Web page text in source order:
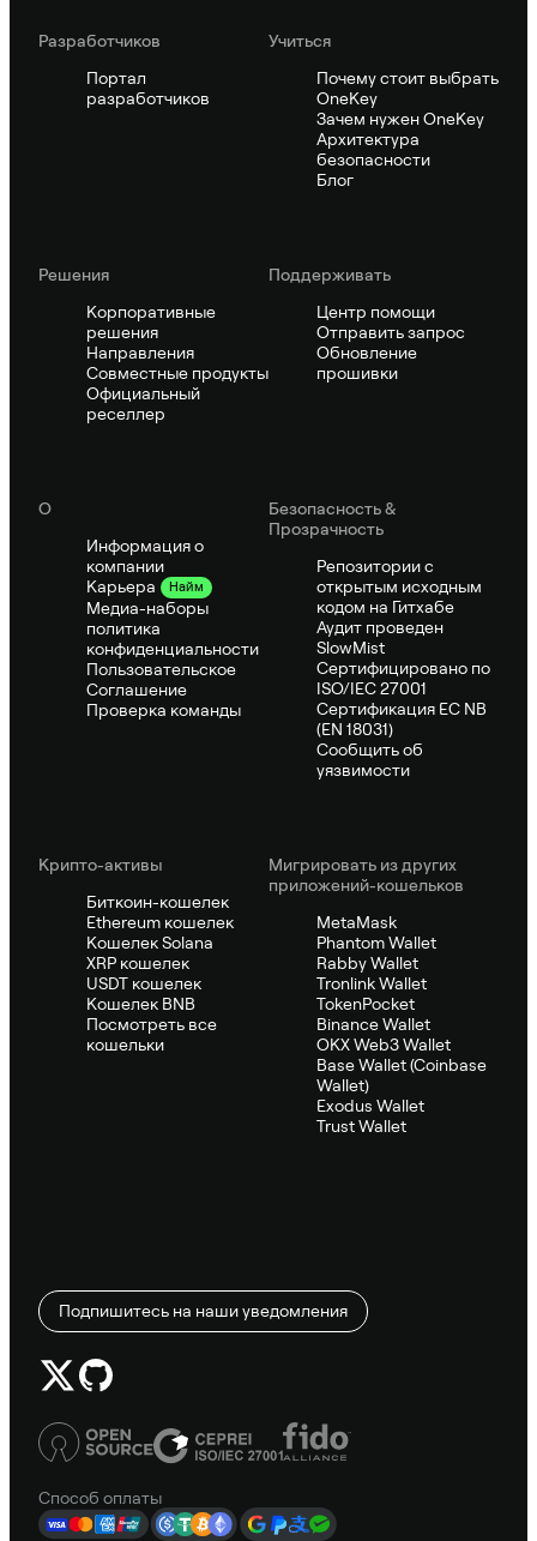
Pазработчиков
Портал
разработчиков
Учиться
Почему стоит выбрать
OneKey
Зачем нужен OneKey
Архитектура
безопасности
Блог
Решения
Корпоративные
решения
Направления
Совместные продукты
Официальный
реселлер
Поддерживать
Центр помощи
Отправить запрос
Обновление
прошивки
О
Информация о
компании
Карьера
Найм
Медиа-наборы
политика
конфиденциальности
Пользовательское
Соглашение
Проверка команды
Безопасность &
Прозрачность
Репозитории с
открытым исходным
кодом на Гитхабе
Аудит проведен
SlowMist
Сертифицировано по
ISO/IEC 27001
Сертификация ЕС NB
(EN 18031)
Сообщить об
уязвимости
Крипто-активы
Биткоин-кошелек
Ethereum кошелек
Кошелек Solana
XRP кошелек
USDT кошелек
Кошелек BNB
Посмотреть все
кошельки
Мигрировать из других
приложений-кошельков
MetaMask
Phantom Wallet
Rabby Wallet
Tronlink Wallet
TokenPocket
Binance Wallet
OKX Web3 Wallet
Base Wallet (Coinbase
Wallet)
Exodus Wallet
Trust Wallet
Подпишитесь на наши уведомления
Способ оплаты